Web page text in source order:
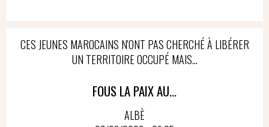
CES JEUNES MAROCAINS N'ONT PAS CHERCHÉ À LIBÉRER
UN TERRITOIRE OCCUPÉ MAIS...
FOUS LA PAIX AU...
ALBÈ